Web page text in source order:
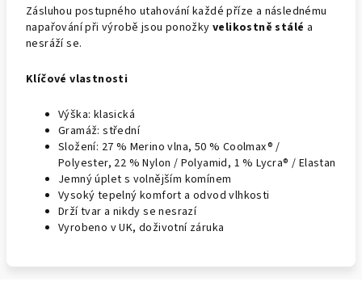
Zásluhou postupného utahování každé příze a následnému
napařování při výrobě jsou ponožky velikostně stálé a
nesráží se.
Klíčové vlastnosti
Výška: klasická
Gramáž: střední
Složení: 27 % Merino vlna, 50 % Coolmax® /
Polyester, 22 % Nylon / Polyamid, 1 % Lycra® / Elastan
Jemný úplet s volnějším komínem
Vysoký tepelný komfort a odvod vlhkosti
Drží tvar a nikdy se nesrazí
Vyrobeno v UK, doživotní záruka